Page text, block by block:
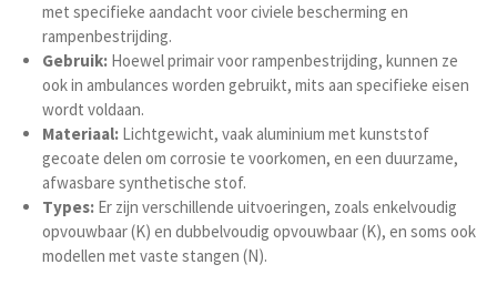
met specifieke aandacht voor civiele bescherming en
rampenbestrijding.
Gebruik: Hoewel primair voor rampenbestrijding, kunnen ze
ook in ambulances worden gebruikt, mits aan specifieke eisen
wordt voldaan.
Materiaal: Lichtgewicht, vaak aluminium met kunststof
gecoate delen om corrosie te voorkomen, en een duurzame,
afwasbare synthetische stof.
Types: Er zijn verschillende uitvoeringen, zoals enkelvoudig
opvouwbaar (K) en dubbelvoudig opvouwbaar (K), en soms ook
modellen met vaste stangen (N).